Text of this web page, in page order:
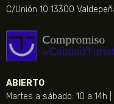
C/Unión 10 13300
ABIERTO
Martes a sábado: 10 a 14h |